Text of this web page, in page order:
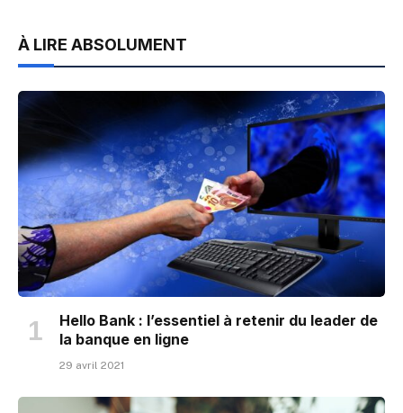
À LIRE ABSOLUMENT
Hello Bank : l’essentiel à retenir du leader de
la banque en ligne
29 avril 2021